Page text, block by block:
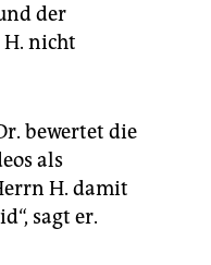
der
H. nicht
bewertet die
als
H. damit
sagt er.